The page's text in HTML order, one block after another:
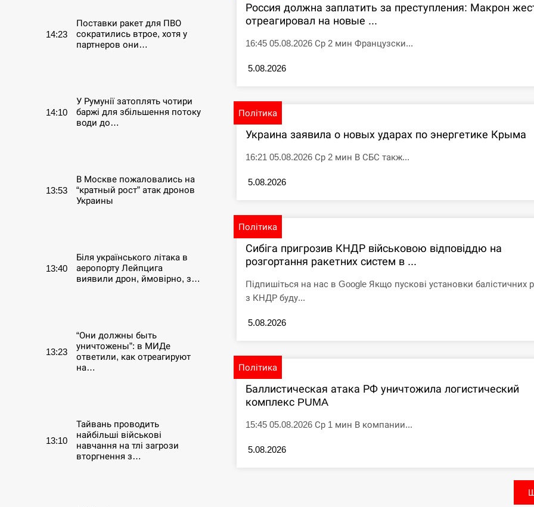
14:23
Поставки ракет для ПВО
сократились втрое, хотя у
партнеров они…
14:10
У Румунії затоплять чотири
баржі для збільшення потоку
води до…
13:53
В Москве пожаловались на
“кратный рост” атак дронов
Украины
13:40
Біля українського літака в
аеропорту Лейпцига
виявили дрон, ймовірно, з…
13:23
“Они должны быть
уничтожены”: в МИДе
ответили, как отреагируют
на…
13:10
Тайвань проводить
найбільші військові
навчання на тлі загрози
вторгнення з…
Россия должна заплатить за преступления: Макрон
отреагировал на новые ...
16:45 05.08.2026 Ср 2 мин Французски...
5.08.2026
Політика
Украина заявила о новых ударах по энергетике Крыма
16:21 05.08.2026 Ср 2 мин В СБС такж...
5.08.2026
Політика
Сибіга пригрозив КНДР військовою відповіддю на
розгортання ракетних систем в ...
Підпишіться на нас в Google Якщо пускові установки балістичних
з КНДР буду...
5.08.2026
Політика
Баллистическая атака РФ уничтожила логистический
комплекс PUMA
15:45 05.08.2026 Ср 1 мин В компании...
5.08.2026